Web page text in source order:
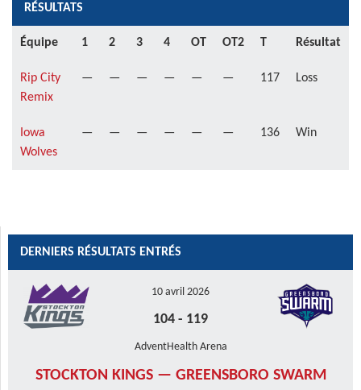
RÉSULTATS
Équipe 1 2 3 4 OT OT2 T Résultat
Rip City
Remix
— — — — — — 117 Loss
Iowa
Wolves
— — — — — — 136 Win
DERNIERS RÉSULTATS ENTRÉS
10 avril 2026
104 - 119
AdventHealth Arena
STOCKTON KINGS — GREENSBORO SWARM